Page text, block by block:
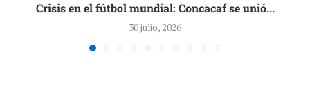
Crisis en el fútbol mundial: Concacaf se unió...
30 julio, 2026